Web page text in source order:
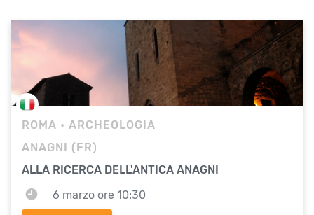
ROMA • ARCHEOLOGIA
ANAGNI (FR)
ALLA RICERCA DELL'ANTICA ANAGNI
6 marzo ore 10:30